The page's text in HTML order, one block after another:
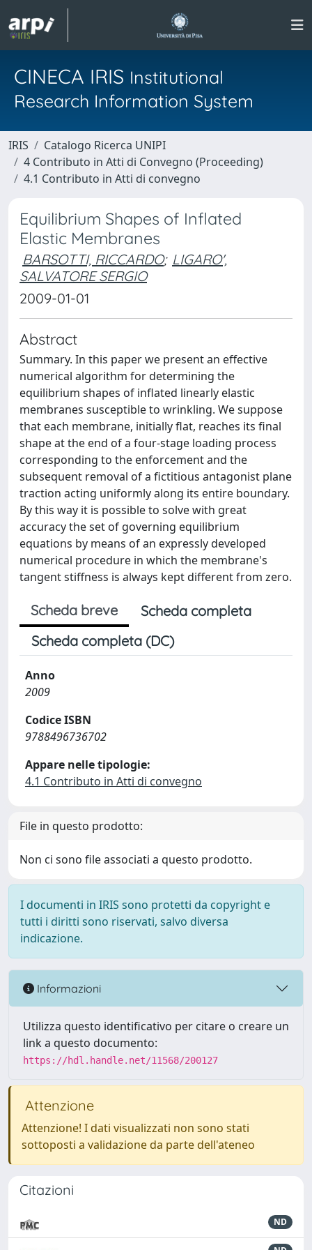
CINECA IRIS Institutional
Research Information System
IRIS
Catalogo Ricerca UNIPI
4 Contributo in Atti di Convegno (Proceeding)
4.1 Contributo in Atti di convegno
Equilibrium Shapes of Inflated
Elastic Membranes
BARSOTTI, RICCARDO; LIGARO',
SALVATORE SERGIO
2009-01-01
Abstract
Summary. In this paper we present an effective
numerical algorithm for determining the
equilibrium shapes of inflated linearly elastic
membranes susceptible to wrinkling. We suppose
that each membrane, initially flat, reaches its final
shape at the end of a four-stage loading process
corresponding to the enforcement and the
subsequent removal of a fictitious antagonist plane
traction acting uniformly along its entire boundary.
By this way it is possible to solve with great
accuracy the set of governing equilibrium
equations by means of an expressly developed
numerical procedure in which the membrane's
tangent stiffness is always kept different from zero.
Scheda breve
Scheda completa
Scheda completa (DC)
Anno
2009
Codice ISBN
9788496736702
Appare nelle tipologie:
4.1 Contributo in Atti di convegno
File in questo prodotto:
Non ci sono file associati a questo prodotto.
I documenti in IRIS sono protetti da copyright e
tutti i diritti sono riservati, salvo diversa
indicazione.
Informazioni
Utilizza questo identificativo per citare o creare un
link a questo documento:
https://hdl.handle.net/11568/200127
Attenzione
Attenzione! I dati visualizzati non sono stati
sottoposti a validazione da parte dell'ateneo
Citazioni
ND